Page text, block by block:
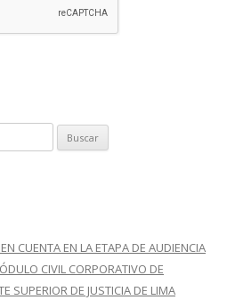
CUENTA EN LA ETAPA DE AUDIENCIA
CIVIL CORPORATIVO DE
SUPERIOR DE JUSTICIA DE LIMA